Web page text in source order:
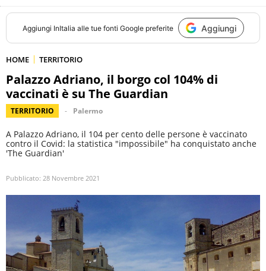
Aggiungi InItalia alle tue fonti Google preferite Aggiungi
HOME TERRITORIO
Palazzo Adriano, il borgo col 104% di
vaccinati è su The Guardian
TERRITORIO Palermo
A Palazzo Adriano, il 104 per cento delle persone è vaccinato
contro il Covid: la statistica "impossibile" ha conquistato anche
'The Guardian'
Pubblicato: 28 Novembre 2021